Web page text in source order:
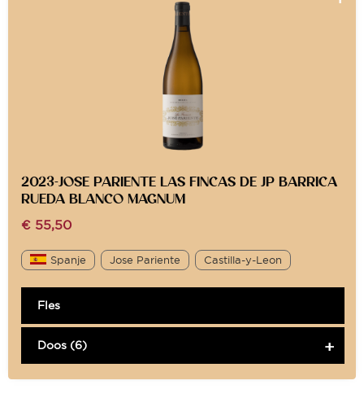
2023-JOSE PARIENTE LAS FINCAS DE JP BARRICA
RUEDA BLANCO MAGNUM
€ 55,50
Spanje Jose Pariente Castilla-y-Leon
Fles
Doos (6)